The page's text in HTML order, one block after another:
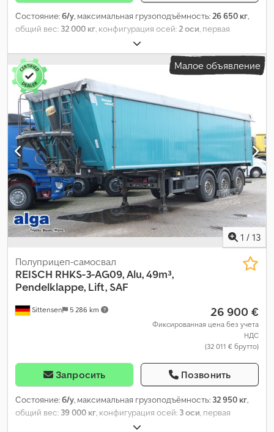
Состояние:б/у, максимальная грузоподъёмность:26 650 кг,
общий вес: 32 000 кг, конфигурация осей:2 оси, первая
, следующая проверка (TÜV):
длина грузового отсека:7 400 мм, ширина пространства для
загрузки:
, высота грузового отсека:1 350 мм
Оборудование:ABS,
Малое объявление
1 / 13
Sittensen 5 286 km
Полуприцеп-самосвал
REISCH RHKS-3-AG09, Alu, 49m³,
Pendelklappe, Lift, SAF
26 900 €
Фиксированная цена без учета
НДС
(32 011 € брутто)
Запросить Позвонить
Состояние:б/у, максимальная грузоподъёмность: 32 950 кг,
общий вес: 39 000 кг, конфигурация осей: 3 оси, первая
, длина грузового отсека: